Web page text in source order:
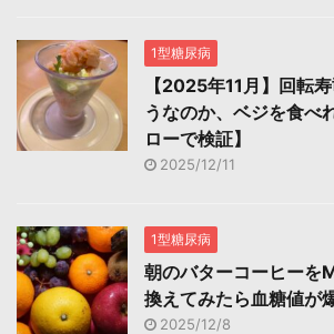
1型糖尿病
【2025年11月】回転
うなのか、ベジを食べ
ローで検証】
2025/12/11
1型糖尿病
朝のバターコーヒーを
換えてみたら血糖値が
2025/12/8